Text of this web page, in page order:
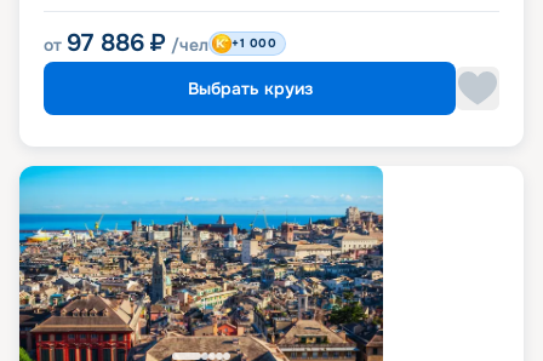
от 97 886 ₽ /чел +1 000
Выбрать круиз